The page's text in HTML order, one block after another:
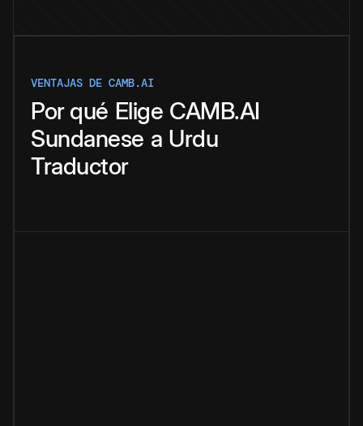
VENTAJAS DE CAMB.AI
Por qué Elige CAMB.AI
Sundanese a Urdu
Traductor